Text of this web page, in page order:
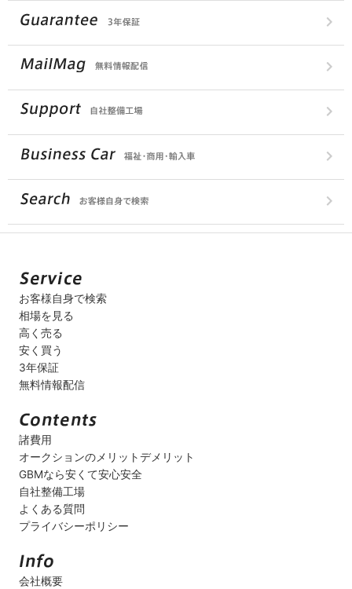
お客様自身で検索
相場を見る
高く売る
安く買う
3年保証
無料情報配信
諸費用
オークションのメリットデメリット
GBMなら安くて安心安全
自社整備工場
よくある質問
プライバシーポリシー
会社概要